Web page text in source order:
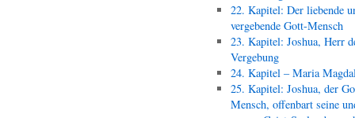
22. Kapitel: Der liebende
vergebende Gott-Mensch
23. Kapitel: Joshua, Herr
Vergebung
24. Kapitel – Maria
25. Kapitel: Joshua, der
Mensch, offenbart seine